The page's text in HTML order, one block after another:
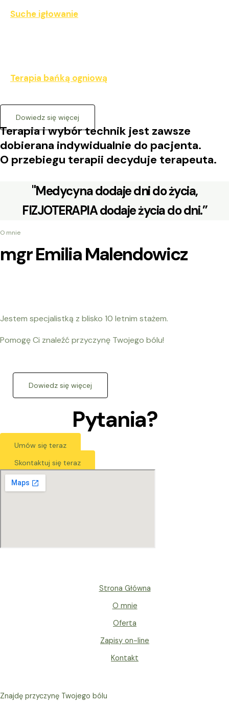
Suche igłowanie
Terapia bańką ogniową
Dowiedz się więcej
Terapia i wybór technik jest zawsze
dobierana indywidualnie do pacjenta.
O przebiegu terapii decyduje terapeuta.
"Medycyna dodaje dni do życia,
FIZJOTERAPIA dodaje życia do dni.”
O mnie
mgr Emilia Malendowicz
Jestem specjalistką z blisko 10 letnim stażem.
Pomogę Ci znaleźć przyczynę Twojego bólu!
Dowiedz się więcej
Pytania?
Umów się teraz
Skontaktuj się teraz
Strona Główna
O mnie
Oferta
Zapisy on-line
Kontakt
Znajdę przyczynę Twojego bólu